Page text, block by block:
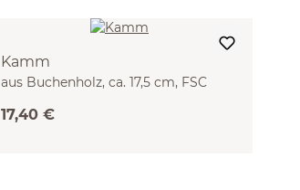
Kamm
aus Buchenholz, ca. 17,5 cm, FSC
17,40 €